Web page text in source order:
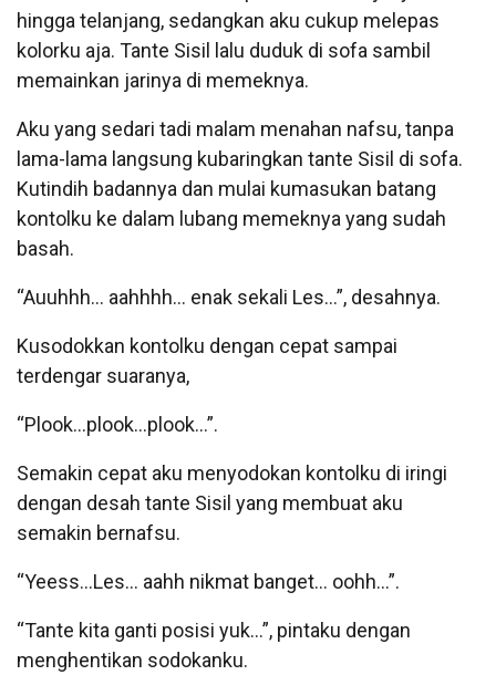
hingga telanjang, sedangkan aku cukup melepas
kolorku aja. Tante Sisil lalu duduk di sofa sambil
memainkan jarinya di memeknya.
Aku yang sedari tadi malam menahan nafsu, tanpa
lama-lama langsung kubaringkan tante Sisil di sofa.
Kutindih badannya dan mulai kumasukan batang
kontolku ke dalam lubang memeknya yang sudah
basah.
“Auuhhh… aahhhh… enak sekali Les…”, desahnya.
Kusodokkan kontolku dengan cepat sampai
terdengar suaranya,
“Plook…plook…plook…”.
Semakin cepat aku menyodokan kontolku di iringi
dengan desah tante Sisil yang membuat aku
semakin bernafsu.
“Yeess…Les… aahh nikmat banget… oohh…”.
“Tante kita ganti posisi yuk…”, pintaku dengan
menghentikan sodokanku.